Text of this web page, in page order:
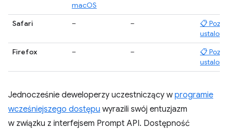
macOS
Safari – –
📋
ustalona
Firefox
– –
📋
ustalona
Jednocześnie deweloperzy uczestniczący wprogramie
wcześniejszego dostępu wyrazili swój entuzjazm
w związku z interfejsem Prompt API. Dostępność